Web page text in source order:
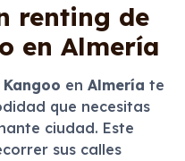
renting de
en Almería
en Almería te
que necesitas
ciudad. Este
sus calles